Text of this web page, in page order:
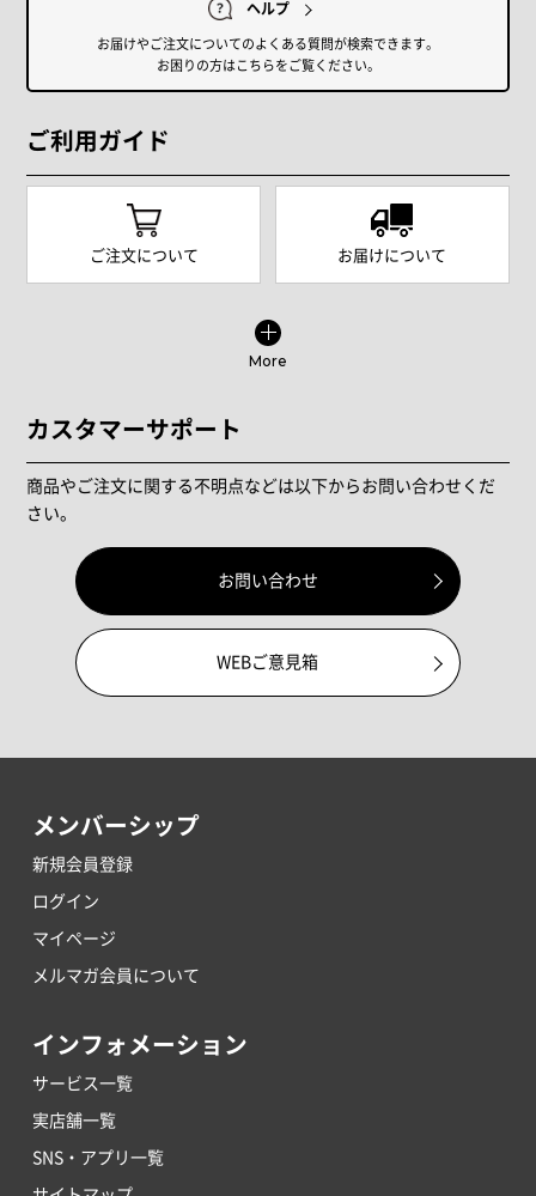
ヘルプ
お届けやご注文についてのよくある質問が検索できます。
お困りの方はこちらをご覧ください。
ご利用ガイド
ご注文について お届けについて
More
カスタマーサポート
商品やご注文に関する不明点などは以下からお問い合わせくだ
さい。
お問い合わせ
WEBご意見箱
メンバーシップ
新規会員登録
ログイン
マイページ
メルマガ会員について
インフォメーション
サービス一覧
実店舗一覧
SNS・アプリ一覧